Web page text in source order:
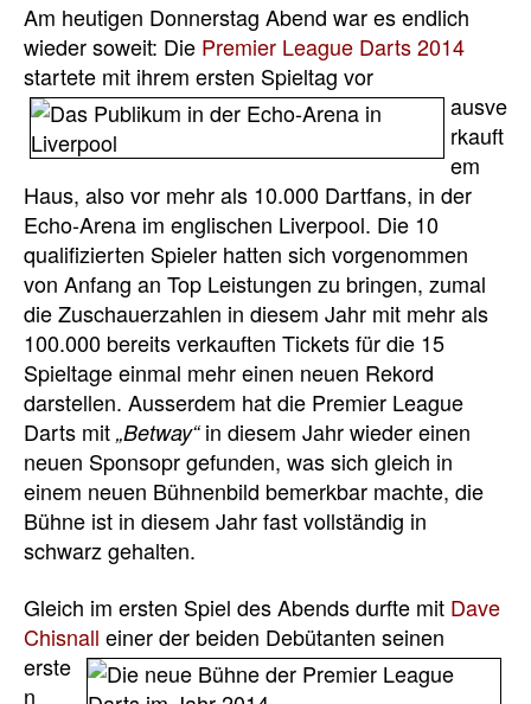
Am heutigen Donnerstag Abend war es endlich
wieder soweit: Die Premier League Darts 2014
startete mit ihrem ersten Spieltag vor
ausve
rkauft
em
Haus, also vor mehr als 10.000 Dartfans, in der
Echo-Arena im englischen Liverpool. Die 10
qualifizierten Spieler hatten sich vorgenommen
von Anfang an Top Leistungen zu bringen, zumal
die Zuschauerzahlen in diesem Jahr mit mehr als
100.000 bereits verkauften Tickets für die 15
Spieltage einmal mehr einen neuen Rekord
darstellen. Ausserdem hat die Premier League
Darts mit „Betway“in diesem Jahr wieder einen
neuen Sponsopr gefunden, was sich gleich in
einem neuen Bühnenbild bemerkbar machte, die
Bühne ist in diesem Jahr fast vollständig in
schwarz gehalten.
Gleich im ersten Spiel des Abends durfte mit Dave
Chisnall einer der beiden Debütanten seinen
erste
n